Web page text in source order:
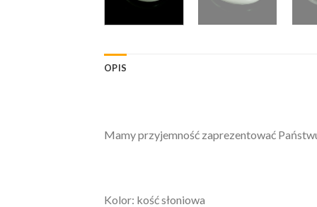
OPIS
Mamy przyjemność zaprezentować
Kolor: kość słoniowa